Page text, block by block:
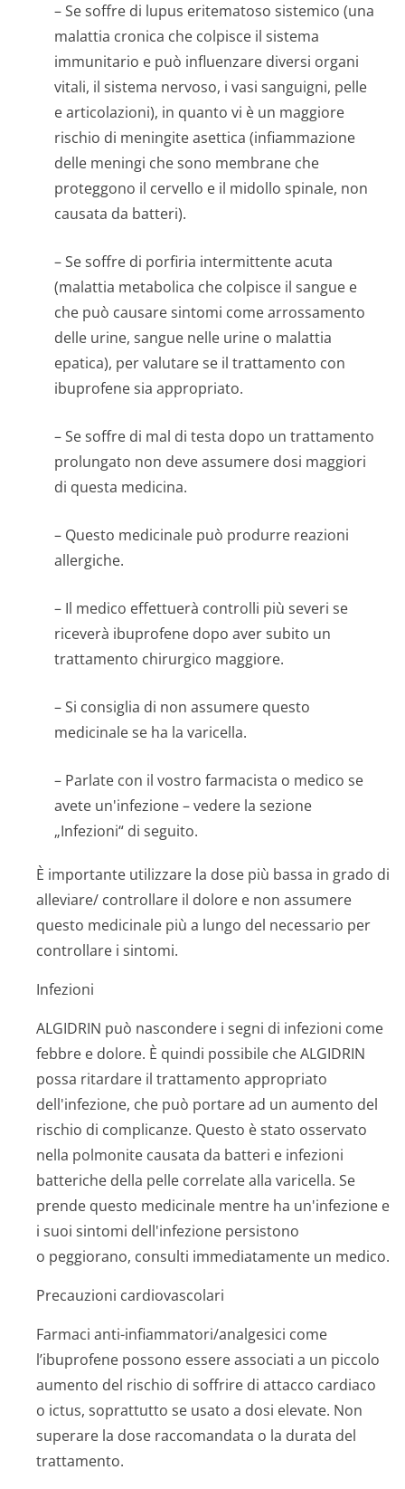
– Se soffre di lupus eritematoso sistemico (una
malattia cronica che colpisce il sistema
immunitario e può influenzare diversi organi
vitali, il sistema nervoso, i vasi sanguigni, pelle
e articolazioni), in quanto vi è un maggiore
rischio di meningite asettica (infiammazione
delle meningi che sono membrane che
proteggono il cervello e il midollo spinale, non
causata da batteri).
– Se soffre di porfiria intermittente acuta
(malattia metabolica che colpisce il sangue e
che può causare sintomi come arrossamento
delle urine, sangue nelle urine o malattia
epatica), per valutare se il trattamento con
ibuprofene sia appropriato.
– Se soffre di mal di testa dopo un trattamento
prolungato non deve assumere dosi maggiori
di questa medicina.
– Questo medicinale può produrre reazioni
allergiche.
– Il medico effettuerà controlli più severi se
riceverà ibuprofene dopo aver subito un
trattamento chirurgico maggiore.
– Si consiglia di non assumere questo
medicinale se ha la varicella.
– Parlate con il vostro farmacista o medico se
avete un'infezione – vedere la sezione
„Infezioni“ di seguito.
È importante utilizzare la dose più bassa in grado di
alleviare/ controllare il dolore e non assumere
questo medicinale più a lungo del necessario per
controllare i sintomi.
Infezioni
ALGIDRIN può nascondere i segni di infezioni come
febbre e dolore. È quindi possibile che ALGIDRIN
possa ritardare il trattamento appropriato
dell'infezione, che può portare ad un aumento del
rischio di complicanze. Questo è stato osservato
nella polmonite causata da batteri e infezioni
batteriche della pelle correlate alla varicella. Se
prende questo medicinale mentre ha un'infezione e
i suoi sintomi dell'infezione persistono
o peggiorano, consulti immediatamente un medico.
Precauzioni cardiovascolari
Farmaci anti-infiammatori/a­nalgesici come
l’ibuprofene possono essere associati a un piccolo
aumento del rischio di soffrire di attacco cardiaco
o ictus, soprattutto se usato a dosi elevate. Non
superare la dose raccomandata o la durata del
trattamento.